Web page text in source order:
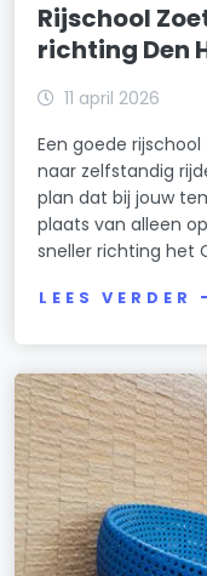
Rijschool
richting Den
11 april 2026
Een goede
naar zelfstandig
plan dat bij jouw
plaats van alleen
sneller richting het
LEES VERDER